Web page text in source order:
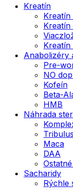
Kreatín
Anabolizéry
Pre-
NO
Kofeín
Beta-
HMB
Náhrada
Maca
DAA
Sacharidy
Rýchle